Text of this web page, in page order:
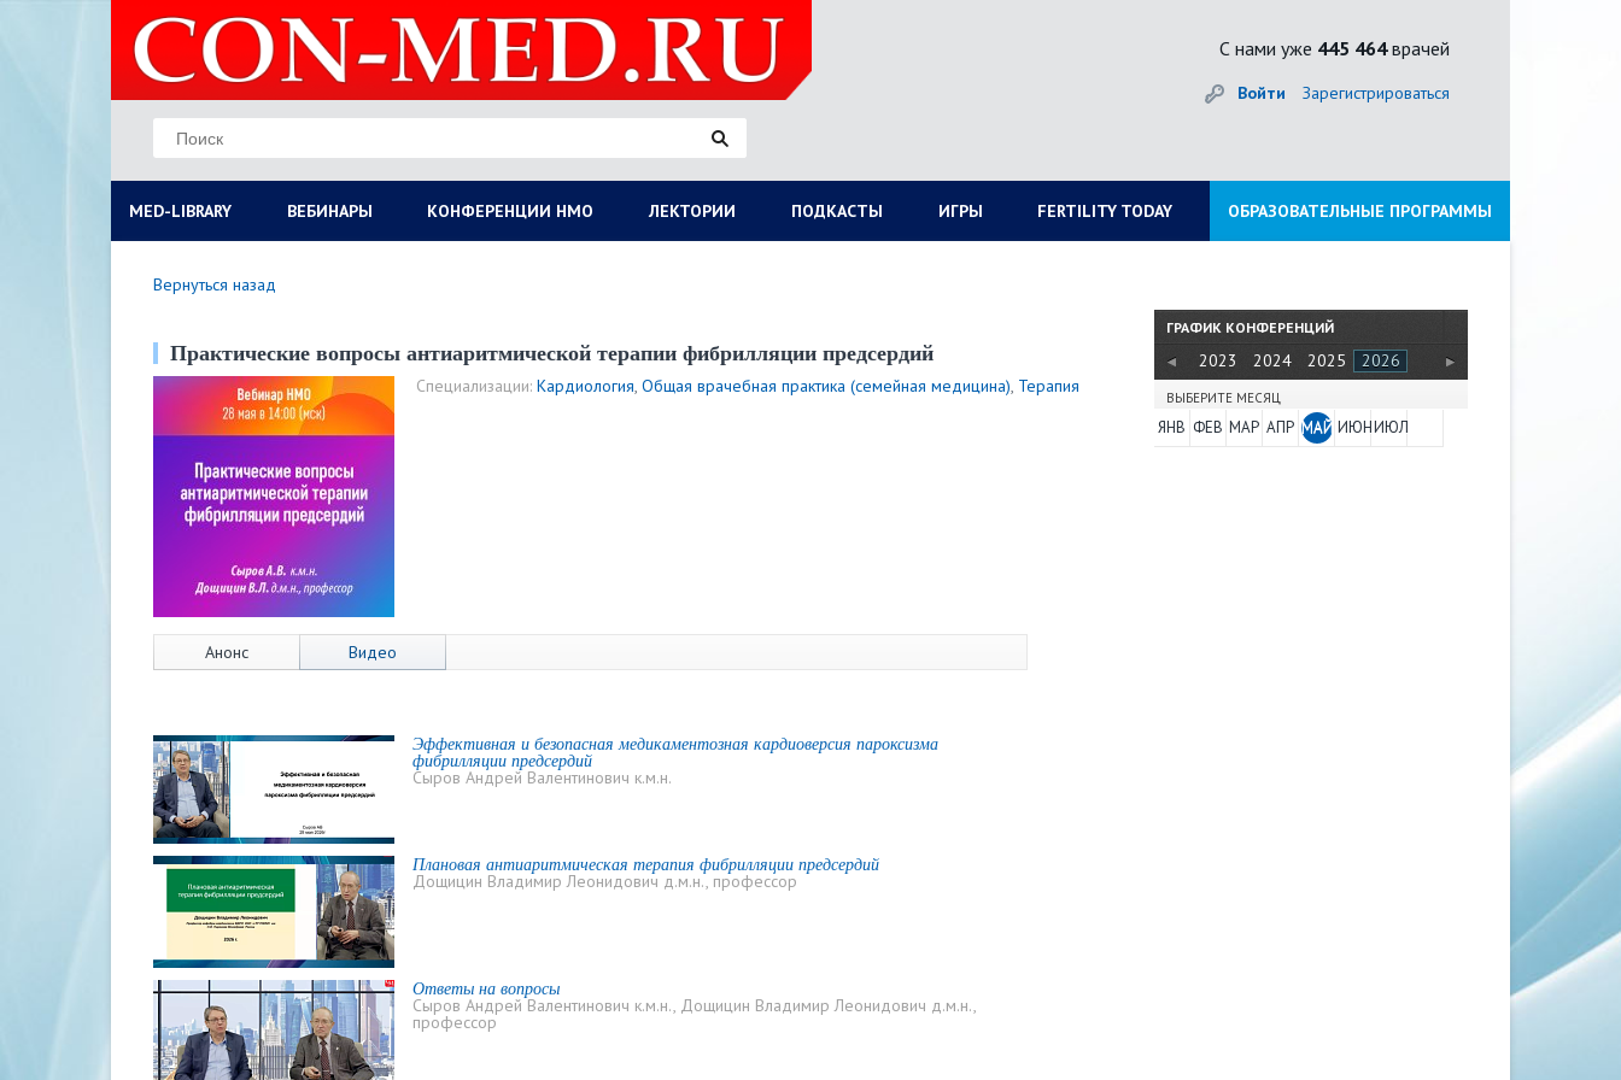
С нами уже 445 464врачей
Войти Зарегистрироваться
MED-LIBRARY ВЕБИНАРЫ КОНФЕРЕНЦИИ НМО ЛЕКТОРИИ ПОДКАСТЫ ИГРЫ FERTILITY TODAY ОБРАЗОВАТЕЛЬНЫЕ ПРОГРАММЫ
Вернуться назад
Практические вопросы антиаритмической терапии фибрилляции предсердий
Специализации: Кардиология, Общая врачебная практика (семейная медицина), Терапия
Анонс Видео
Эффективная и безопасная медикаментозная кардиоверсия пароксизма
фибрилляции предсердий
Сыров Андрей Валентинович к.м.н.
Плановая антиаритмическая терапия фибрилляции предсердий
Дощицин Владимир Леонидович д.м.н., профессор
Ответы на вопросы
Сыров Андрей Валентинович к.м.н., Дощицин Владимир Леонидович д.м.н.,
профессор
ГРАФИК КОНФЕРЕНЦИЙ
2005 2013 2014 2015 2016 2017 2018 2022 2023 2024 2025 2026
ВЫБЕРИТЕ МЕСЯЦ
ЯНВ ФЕВ МАР АПР МАЙ ИЮНИЮЛ